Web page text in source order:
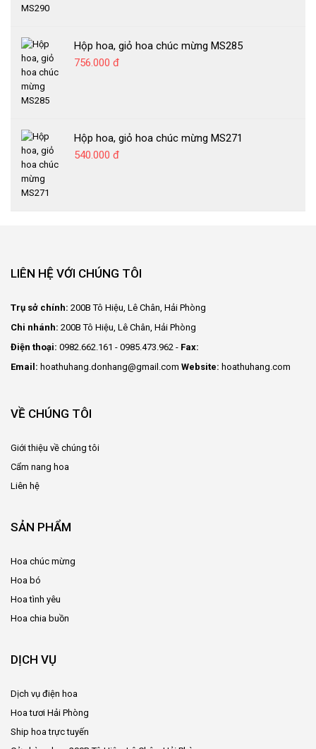
Hộp hoa, giỏ hoa chúc mừng MS285
756.000 đ
Hộp hoa, giỏ hoa chúc mừng MS271
540.000 đ
LIÊN HỆ VỚI CHÚNG TÔI
Trụ sở chính: 200B Tô Hiệu, Lê Chân, Hải Phòng
Chi nhánh: 200B Tô Hiệu, Lê Chân, Hải Phòng
Điện thoại: 0982.662.161 - 0985.473.962 - Fax:
Email: hoathuhang.donhang@gmail.com Website: hoathuhang.com
VỀ CHÚNG TÔI
Giới thiệu về chúng tôi
Cẩm nang hoa
Liên hệ
SẢN PHẨM
Hoa chúc mừng
Hoa bó
Hoa tình yêu
Hoa chia buồn
DỊCH VỤ
Dịch vụ điện hoa
Hoa tươi Hải Phòng
Ship hoa trực tuyến